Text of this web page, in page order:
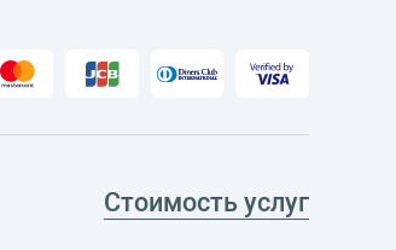
Стоимость услуг